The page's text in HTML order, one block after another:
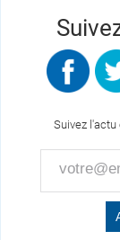
Suivez